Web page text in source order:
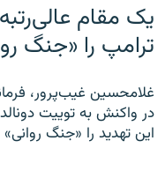
یک مقام
ترامپ را «جنگ
غلامحسین غیب‌پرور،
در واکنش به توییت
این تهدید را «جنگ روانی»